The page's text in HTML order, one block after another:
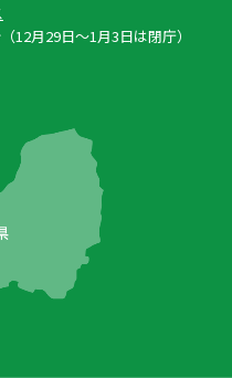
12月29日〜1月3日は閉庁）